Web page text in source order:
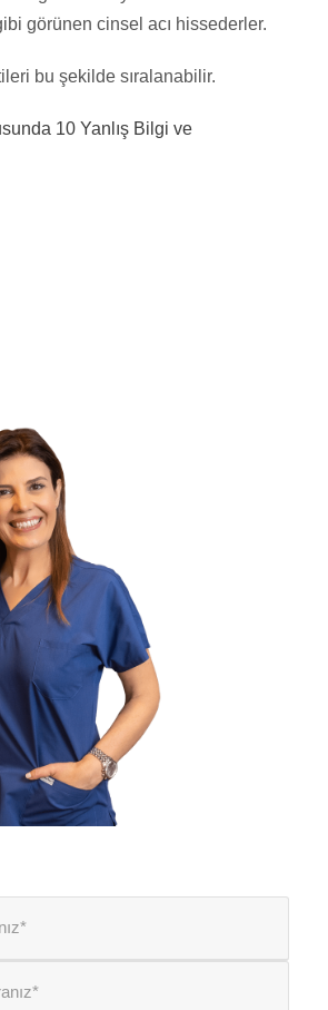
görünen cinsel acı hissederler.
bu şekilde sıralanabilir.
10 Yanlış Bilgi ve